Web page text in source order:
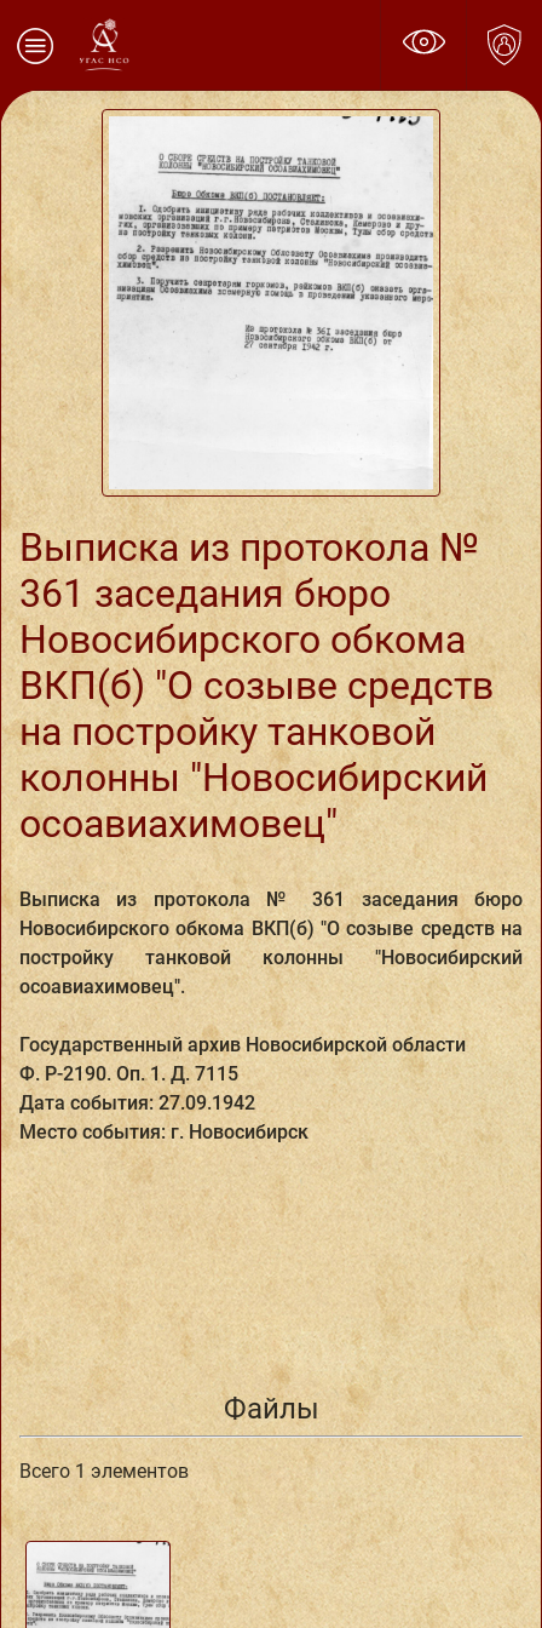
Выписка из протокола №
361 заседания бюро
Новосибирского обкома
ВКП(б) "О созыве средств
на постройку танковой
колонны "Новосибирский
осоавиахимовец"
Выписка из протокола № 361 заседания бюро
Новосибирского обкома ВКП(б) "О созыве средств на
постройку танковой колонны "Новосибирский
осоавиахимовец".
Государственный архив Новосибирской области
Ф. Р-2190. Оп. 1. Д. 7115
Дата события: 27.09.1942
Место события: г. Новосибирск
Файлы
Всего 1 элементов